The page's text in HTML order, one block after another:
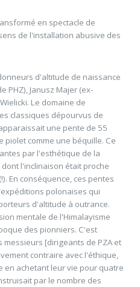
en spectacle de
de l'installation abusive des
d'altitude de naissance
PHZ), Janusz Majer (ex-
Le domaine de
classiques dépourvus de
une pente de 55
comme une béquille. Ce
par l'esthétique de la
l'inclinaison était proche
En conséquence, ces pentes
polonaises qui
d'altitude à outrance.
mentale de l'Himalayisme
des pionniers. C'est
messieurs [dirigeants de PZA et
contraire avec l'éthique,
achetant leur vie pour quatre
par le nombre des